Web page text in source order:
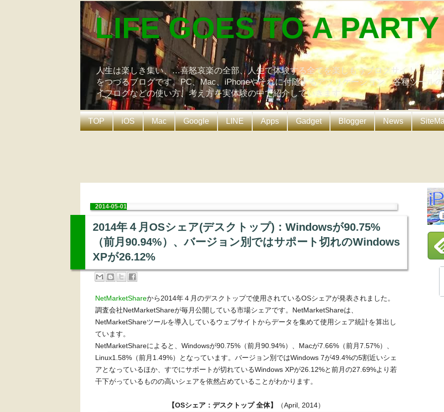
LIFE GOES TO A PARTY
人生は楽しき集い、…喜怒哀楽の全部、人生で体験する全てを楽しもうブログサイト。自
をつづるブログです。PC、Mac、iPhoneやそれに付随するアプリケーション、各種ツール
イフログなどの使い方、考え方を実体験の中で紹介していきます。
TOP iOS Mac Google LINE Apps Gadget Blogger News
2014-05-01
2014年４月OSシェア(デスクトップ)：Windowsが90.75%
（前月90.94%）、バージョン別ではサポート切れのWindows
XPが26.12%
NetMarketShareから2014年４月のデスクトップで使用されているOSシェアが発表されました。
調査会社NetMarketShareが毎月公開している市場シェアです。NetMarketShareは、
NetMarketShareツールを導入しているウェブサイトからデータを集めて使用シェア統計を算出し
ています。
NetMarketShareによると、Windowsが90.75%（前月90.94%）、Macが7.66%（前月7.57%）、
Linux1.58%（前月1.49%）となっています。バージョン別ではWindows 7が49.4%の5割近いシェ
アとなっているほか、すでにサポートが切れているWindows XPが26.12%と前月の27.69%より若
干下がっているものの高いシェアを依然占めていることがわかります。
【OSシェア：デスクトップ 全体】 （April, 2014）